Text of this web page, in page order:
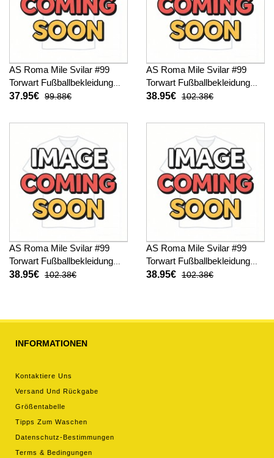
AS Roma Mile Svilar #99
Torwart Fußballbekleidung
3rd trikot 2025-26 Kurzarm
37.95€ 99.88€
AS Roma Mile Svilar #99
Torwart Fußballbekleidung
Heimtrikot 2025-26 Langarm
38.95€ 102.38€
AS Roma Mile Svilar #99
Torwart Fußballbekleidung
Auswärtstrikot 2025-26
38.95€ 102.38€
AS Roma Mile Svilar #99
Torwart Fußballbekleidung
3rd trikot 2025-26 Langarm
38.95€ 102.38€
INFORMATIONEN
Kontaktiere Uns
Versand Und Rückgabe
Größentabelle
Tipps Zum Waschen
Datenschutz-Bestimmungen
Terms & Bedingungen